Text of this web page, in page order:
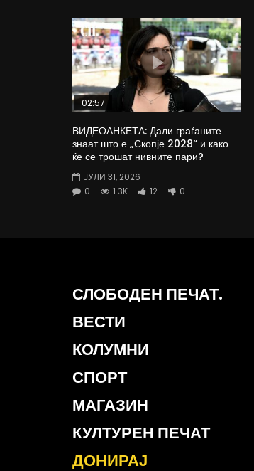
02:57
ВИДЕОАНКЕТА: Дали граѓаните
знаат што е „Скопје 2028“ и како
ќе се трошат нивните пари?
ЈУЛИ 31, 2026
0
1.3K 12 0
СЛОБОДЕН ПЕЧАТ.
ВЕСТИ
КОЛУМНИ
СПОРТ
МАГАЗИН
КУЛТУРЕН ПЕЧАТ
ДОНИРАЈ